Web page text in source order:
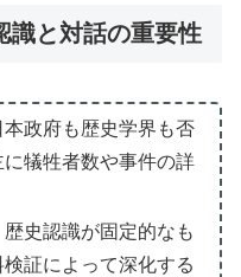
識と対話の重要性
政府も歴史学界も否
犠牲者数や事件の詳
史認識が固定的なも
証によって深化する